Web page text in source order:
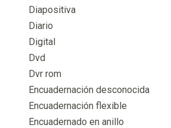
Diapositiva
Diario
Digital
Dvd
Dvr rom
Encuadernación desconocida
Encuadernación flexible
Encuadernado en anillo